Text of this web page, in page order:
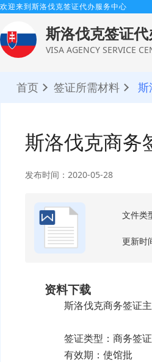
欢迎来到斯洛伐克签证代办服务中心
斯洛伐克签证
VISA AGENCY SERVICE
首页 签证所需材料 斯
斯洛伐克商务
发布时间：2020-05-28
文件类
更新时
资料下载
斯洛伐克商务签证
签证类型：商务签证
有效期：使馆批